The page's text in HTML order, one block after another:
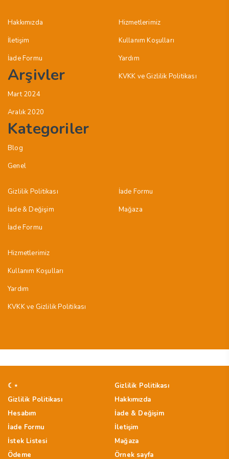
Hakkımızda
İletişim
İade Formu
Arşivler
Mart 2024
Aralık 2020
Kategoriler
Blog
Genel
Hizmetlerimiz
Kullanım Koşulları
Yardım
KVKK ve Gizlilik Politikası
Gizlilik Politikası
İade & Değişim
İade Formu
İade Formu
Mağaza
Hizmetlerimiz
Kullanım Koşulları
Yardım
KVKK ve Gizlilik Politikası
☾⋆
Gizlilik Politikası
Gizlilik Politikası
Hakkımızda
Hesabım
İade & Değişim
İade Formu
İletişim
İstek Listesi
Mağaza
Ödeme
Örnek sayfa